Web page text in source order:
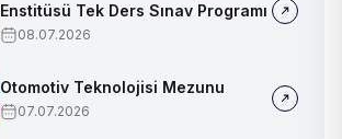
Enstitüsü Tek Ders Sınav Programı
08.07.2026
Otomotiv Teknolojisi Mezunu
07.07.2026